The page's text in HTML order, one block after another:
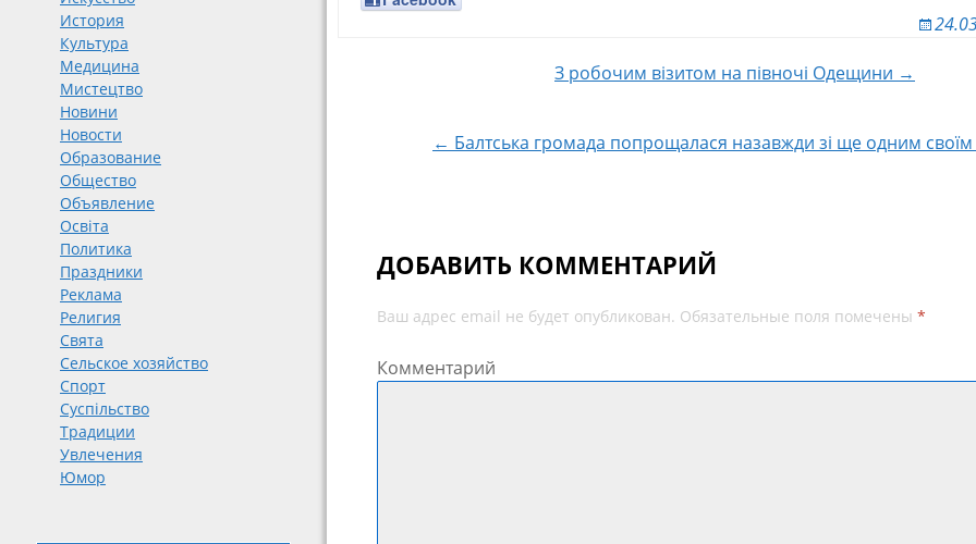
История
Культура
Медицина
Мистецтво
Новини
Новости
Образование
Общество
Объявление
Освіта
Политика
Праздники
Реклама
Религия
Свята
Сельское хозяйство
Спорт
Суспільство
Традиции
Увлечения
Юмор
Навигация по записямЗ робочим візитом на півночі Одещини →
← Балтська громада попрощалася назавжди зі ще одним своїм
ДОБАВИТЬ КОММЕНТАРИЙ
Ваш адрес email не будет опубликован. Обязательные поля помечены*
Комментарий